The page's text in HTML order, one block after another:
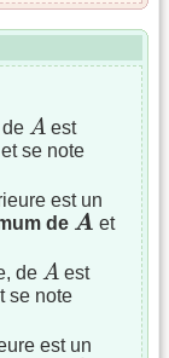
A
A est
et se note
est un
de A
A et
de A
A est
se note
est un